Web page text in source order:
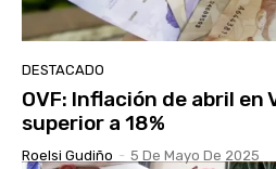
DESTACADO
OVF: Inflación de abril en
superior a 18%
Roelsi Gudiño - 5 De Mayo De 2025